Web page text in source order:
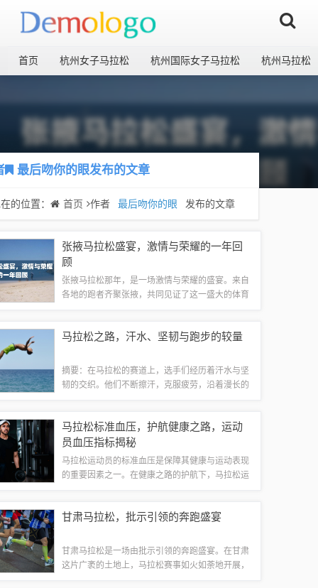
首页 杭州女子马拉松 杭州国际女子马拉松 杭州马拉松
最后吻你的眼发布的文章
的位置： 首页 作者 最后吻你的眼 发布的文章
张掖马拉松盛宴，激情与荣耀的一年回
顾
张掖马拉松那年，是一场激情与荣耀的盛宴。来自
各地的跑者齐聚张掖，共同见证了这一盛大的体育
仅是一次体育竞技，更是一次展示张掖魅力的...
马拉松之路，汗水、坚韧与跑步的较量
摘要：在马拉松的赛道上，选手们经历着汗水与坚
韧的交织。他们不断擦汗，克服疲劳，沿着漫长的
成为他们追求梦想的见证。晨光初现，朝阳透...
马拉松标准血压，护航健康之路，运动
员血压指标揭秘
马拉松运动员的标准血压是保障其健康与运动表现
的重要因素之一。在健康之路的护航下，马拉松运
要进一步的研究和探讨，以便为运动员提供科...
甘肃马拉松，批示引领的奔跑盛宴
甘肃马拉松是一场由批示引领的奔跑盛宴。在甘肃
这片广袤的土地上，马拉松赛事如火如荼地开展，